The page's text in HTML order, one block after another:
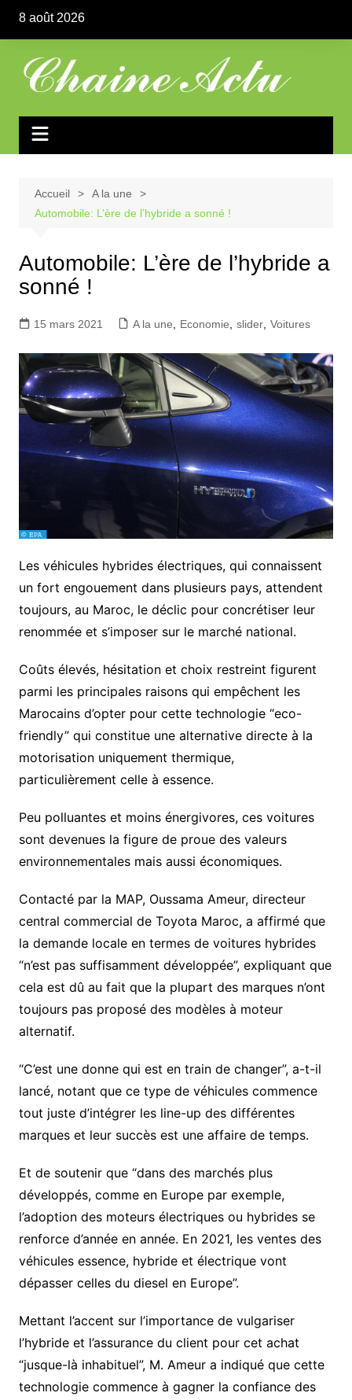
contenu
8 août 2026
Accueil
A la une
Automobile: L’ère de l’hybride a sonné !
Automobile: L’ère de l’hybride a
sonné !
15 mars 2021 A la une Economie slider, Voitures
Les véhicules hybrides électriques, qui connaissent
un fort engouement dans plusieurs pays, attendent
toujours, au Maroc, le déclic pour concrétiser leur
renommée et s’imposer sur le marché national.
Coûts élevés, hésitation et choix restreint figurent
parmi les principales raisons qui empêchent les
Marocains d’opter pour cette technologie “eco-
friendly” qui constitue une alternative directe à la
motorisation uniquement thermique,
particulièrement celle à essence.
Peu polluantes et moins énergivores, ces voitures
sont devenues la figure de proue des valeurs
environnementales mais aussi économiques.
Contacté par la MAP, Oussama Ameur, directeur
central commercial de Toyota Maroc, a affirmé que
la demande locale en termes de voitures hybrides
“n’est pas suffisamment développée”, expliquant que
cela est dû au fait que la plupart des marques n’ont
toujours pas proposé des modèles à moteur
alternatif.
“C’est une donne qui est en train de changer”, a-t-il
lancé, notant que ce type de véhicules commence
tout juste d’intégrer les line-up des différentes
marques et leur succès est une affaire de temps.
Et de soutenir que “dans des marchés plus
développés, comme en Europe par exemple,
l’adoption des moteurs électriques ou hybrides se
renforce d’année en année. En 2021, les ventes des
véhicules essence, hybride et électrique vont
dépasser celles du diesel en Europe”.
Mettant l’accent sur l’importance de vulgariser
l’hybride et l’assurance du client pour cet achat
“jusque-là inhabituel”, M. Ameur a indiqué que cette
technologie commence à gagner la confiance des